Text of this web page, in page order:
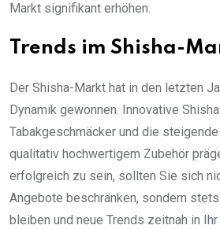
Markt signifikant erhöhen.
Trends im Shisha-
Der Shisha-Markt hat in den letzten
Dynamik gewonnen. Innovative
Tabakgeschmäcker und die
qualitativ hochwertigem Zubehör
erfolgreich zu sein, sollten Sie sich
Angebote beschränken, sondern
bleiben und neue Trends zeitnah in